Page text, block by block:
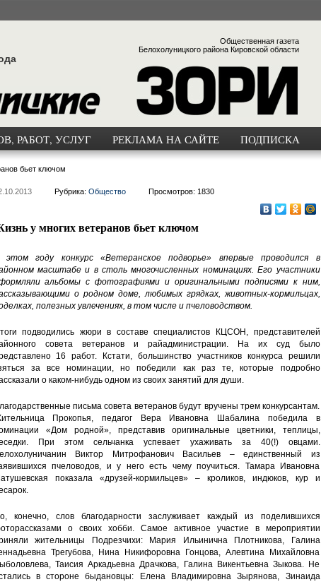
Общественная газета
Белохолуницкого района Кировской области
РАБОТ, УСЛУГ РЕКЛАМА НА САЙТЕ ПОДПИСКА
бьет ключом
Рубрика: Общество Просмотров: 1830
у многих ветеранов бьет ключом
этом году конкурс «Ветеранское подворье» впервые проводился в
масштабе и в столь многочисленных номинациях. Его участники
альбомы с фотографиями и оригинальными подписями к ним,
о родном доме, любимых грядках, животных-кормильцах,
полезных увлечениях, в том числе и пчеловодством.
подводились жюри в составе специалистов КЦСОН, представителей
совета ветеранов и райадминистрации. На их суд было
16 работ. Кстати, большинство участников конкурса решили
за все номинации, но победили как раз те, которые подробно
о каком-нибудь одном из своих занятий для души.
письма совета ветеранов будут вручены трем конкурсантам.
Прокопья, педагог Вера Ивановна Шабалина победила в
«Дом родной», представив оригинальные цветники, теплицы,
При этом сельчанка успевает ухаживать за 40(!) овцами.
Виктор Митрофанович Васильев – единственный из
пчеловодов, и у него есть чему поучиться. Тамара Ивановна
показала «друзей-кормильцев» – кроликов, индюков, кур и
конечно, слов благодарности заслуживает каждый из поделившихся
о своих хобби. Самое активное участие в мероприятии
жительницы Подрезчихи: Мария Ильинична Плотникова, Галина
Трегубова, Нина Никифоровна Гонцова, Алевтина Михайловна
Таисия Аркадьевна Драчкова, Галина Викентьевна Зыкова. Не
в стороне быдановцы: Елена Владимировна Зырянова, Зинаида